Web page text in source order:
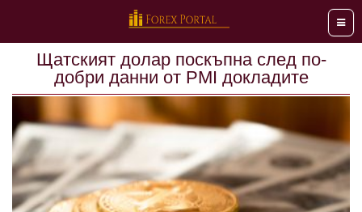
Меню
Щатският долар поскъпна след по-
добри данни от PMI докладите